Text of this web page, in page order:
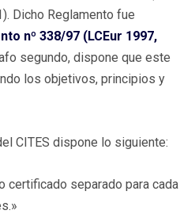
Dicho Reglamento fue
nº 338/97 (LCEur 1997,
segundo, dispone que este
los objetivos, principios y
CITES dispone lo siguiente:
certificado separado para cada